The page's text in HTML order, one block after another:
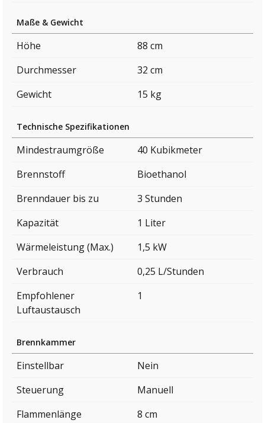
Maße & Gewicht
Höhe
88 cm
Durchmesser
32 cm
Gewicht
15 kg
Technische Spezifikationen
Mindestraumgröße
40 Kubikmeter
Brennstoff
Bioethanol
Brenndauer bis zu
3 Stunden
Kapazität
1 Liter
Wärmeleistung (Max.)
1,5 kW
Verbrauch
0,25 L/Stunden
Empfohlener
Luftaustausch
1
Brennkammer
Einstellbar
Nein
Steuerung
Manuell
Flammenlänge
8 cm